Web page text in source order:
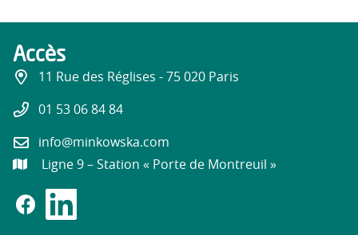
Accès
11 Rue des Réglises - 75 020 Paris
01 53 06 84 84
info@minkowska.com
Ligne 9 – Station « Porte de Montreuil »